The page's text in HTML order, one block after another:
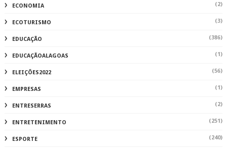
ECONOMIA (2)
ECOTURISMO (3)
EDUCAÇÃO (386)
EDUCAÇÃOALAGOAS (1)
ELEIÇÕES2022 (56)
EMPRESAS (1)
ENTRESERRAS (2)
ENTRETENIMENTO (251)
ESPORTE (240)